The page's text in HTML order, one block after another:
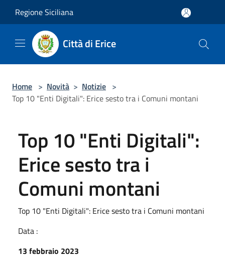
Regione Siciliana
Città di Erice
Home > Novità > Notizie >
Top 10 "Enti Digitali": Erice sesto tra i Comuni montani
Top 10 "Enti Digitali":
Erice sesto tra i
Comuni montani
Top 10 "Enti Digitali": Erice sesto tra i Comuni montani
Data :
13 febbraio 2023